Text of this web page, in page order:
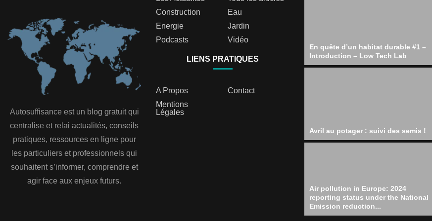
Autosuffisance est un blog gratuit qui
centralise et relai actualités, conseils
pratiques, ressources en ligne pour
les particuliers et professionnels qui
souhaitent s’informer, comprendre et
agir face aux enjeux futurs.
Construction
Eau
Energie
Jardin
Podcasts
Vidéo
LIENS PRATIQUES
A Propos
Contact
Mentions
Légales
En quête d’un habitat durable #1 –
Introduction – Low Tech Lab
Avril au potager : suivi des semis !
Air pollution in Europe: 2024
reporting status under the National
Emission reduction...